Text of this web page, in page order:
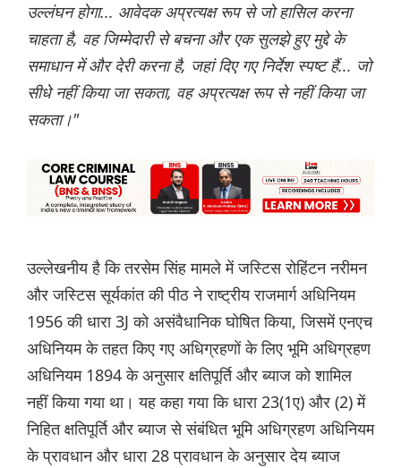
उल्लंघन होगा... आवेदक अप्रत्यक्ष रूप से जो हासिल करना
चाहता है, वह जिम्मेदारी से बचना और एक सुलझे हुए मुद्दे के
समाधान में और देरी करना है, जहां दिए गए निर्देश स्पष्ट हैं... जो
सीधे नहीं किया जा सकता, वह अप्रत्यक्ष रूप से नहीं किया जा
सकता।"
उल्लेखनीय है कि तरसेम सिंह मामले में जस्टिस रोहिंटन नरीमन
और जस्टिस सूर्यकांत की पीठ ने राष्ट्रीय राजमार्ग अधिनियम
1956 की धारा 3J को असंवैधानिक घोषित किया, जिसमें एनएच
अधिनियम के तहत किए गए अधिग्रहणों के लिए भूमि अधिग्रहण
अधिनियम 1894 के अनुसार क्षतिपूर्ति और ब्याज को शामिल
नहीं किया गया था। यह कहा गया कि धारा 23(1ए) और (2) में
निहित क्षतिपूर्ति और ब्याज से संबंधित भूमि अधिग्रहण अधिनियम
के प्रावधान और धारा 28 प्रावधान के अनुसार देय ब्याज